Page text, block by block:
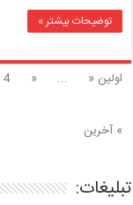
توضیحات بیشتر »
اولین « ...
«
4
» آخرین
تبلیغات: